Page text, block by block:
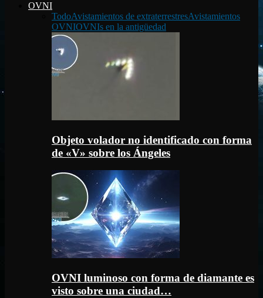
OVNI
TodoAvistamientos de extraterrestresAvistamientos
OVNIOVNIs en la antigüedad
Objeto volador no identificado con forma
de «V» sobre los Ángeles
OVNI luminoso con forma de diamante es
visto sobre una ciudad…